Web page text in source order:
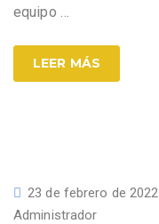
equipo …
LEER MÁS
23 de febrero de 2022
Administrador